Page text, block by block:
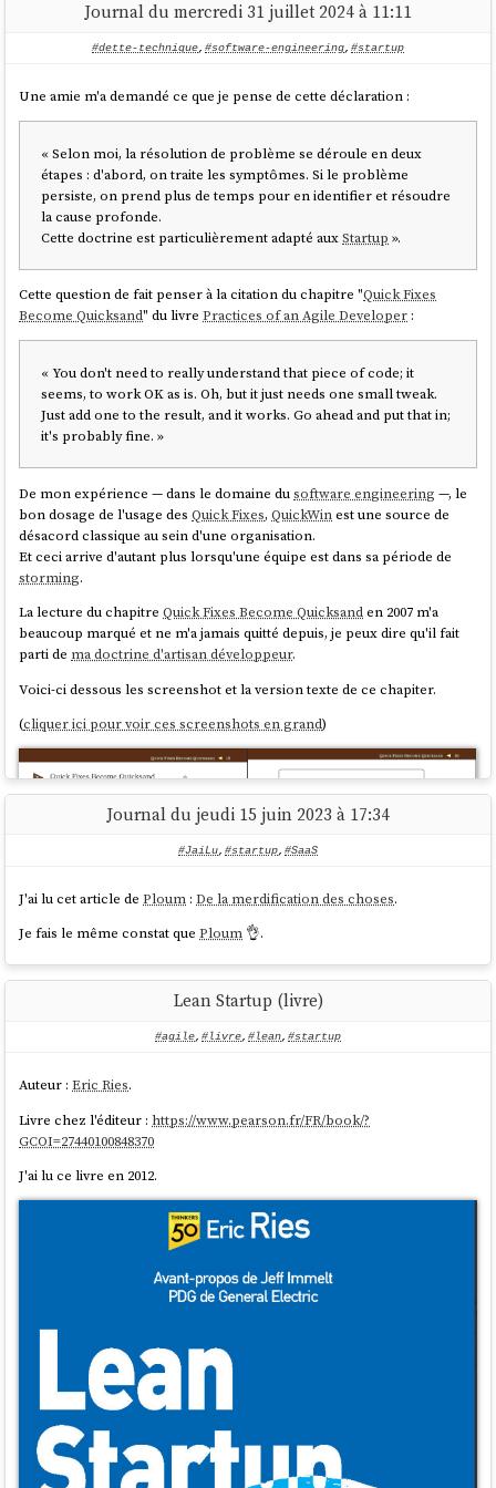
Bob doit débourser 500 € pour (prix de départ) acheter ses 100
actions. Valeur de gain d'exercice : (100 actions * 100 €) - 500 € =
Septembre 2025, "ma super entreprise" est rachetée par
grosse enterprise", au prix de 200 € l'action. Voici comment
calculer les gains de session : 100 actions * (prix de l'action lors
du rachat par l'entreprise - prix de l'action au moment de l'achat
des actions) ce qui donne : 100 actions * (200 € - 100 €) = 10 000 €
Mai 2026, Bob doit déclarer aux impôts ses gains d'exercice, qui
correspondent à 9500 €, Bob sera imposé sur cette somme. Par
contre, Bob ne devra pas déclarer son gain de session, dont le
montant est de 10 000 €.
Juin 2028, Bob vend toutes ses actions "la grosse entreprise". Le
prix de l'action est de 400 €. Bob reçoit 100 actions * 400 € = 40 000
€
dont le montant est 40 000 € - 9 500 € = 30 500 € Bob sera imposé
sur ce gain de 30 500 €.
Voici ce qui aurait changé dans ce scénario avant l'application de
En mai 2026, Bob n'aurait pas eu besoin de déclarer ses gains
d'exercice de 9 500 €
En mai 2029, Bob aurait dû déclarer aux impôts non pas 30 500 €,
mais 40 000 €.
Lorsque mon ami m'a parlé de ce changement de loi, je pensais que
Bob devait payer des impôts sur les 9 500 € de gains dès février 2024.
Cependant, il s'avère que ce n'est pas le cas. Les impôts ne sont dus
qu'au moment où les titres sont apportés à la société qui rachète
de Bob. À ce moment-là, Bob a la possibilité de choisir de ne pas
réinvestir la totalité de la valeur de ses actions dans
Finalement, je trouve cette modification de la règle fiscale moins
illogique que ce que j'avais initialement pensé.
Journal du mercredi 31 juillet 2024 à 11:11
#dette-technique, #software-engineering, #startup
Une amie m'a demandé ce que je pense de cette déclaration :
« Selon moi, la résolution de problème se déroule en deux
étapes : d'abord, on traite les symptômes. Si le problème
persiste, on prend plus de temps pour en identifier et résoudre
la cause profonde.
Cette doctrine est particulièrement adapté auxStartup ».
Cette question de fait penser à la citation du chapitre "Quick Fixes
Become Quicksand" du livrePractices of an Agile Developer :
« You don't need to really understand that piece of code; it
seems, to work OK as is. Oh, but it just needs one small tweak.
Just add one to the result, and it works. Go ahead and put that in;
it's probably fine. »
De mon expérience — dans le domaine dusoftware engineering —, le
bon dosage de l'usage desQuick Fixes,QuickWinest une source de
désacord classique au sein d'une organisation.
Et ceci arrive d'autant plus lorsqu'une équipe est dans sa période de
storming.
La lecture du chapitreQuick Fixes Become Quicksanden 2007 m'a
beaucoup marqué et ne m'a jamais quitté depuis, je peux dire qu'il fait
parti de ma doctrine d'artisan développeur.
Voici-ci dessous les screenshot et la version texte de ce chapiter.
(cliquer ici pour voir ces screenshots en grand)
Quick Fixes Become Quicksand
You don't need to really understand that piece of code; it
seems, to work OK as is. Oh, but it just needs one small
tweak. Just add one to the result, and it works. Go ahead
Journal du jeudi 15 juin 2023 à 17:34
#JaiLu, #startup, #SaaS
J'ai lu cet article dePloum :De la merdification des choses.
Je fais le même constat quePloum 👌.
Lean Startup (livre)
#agile, #livre, #lean, #startup
Auteur :Eric Ries.
Livre chez l'éditeur : https://www.pearson.fr/FR/book/?
GCOI=27440100848370
J'ai lu ce livre en 2012.